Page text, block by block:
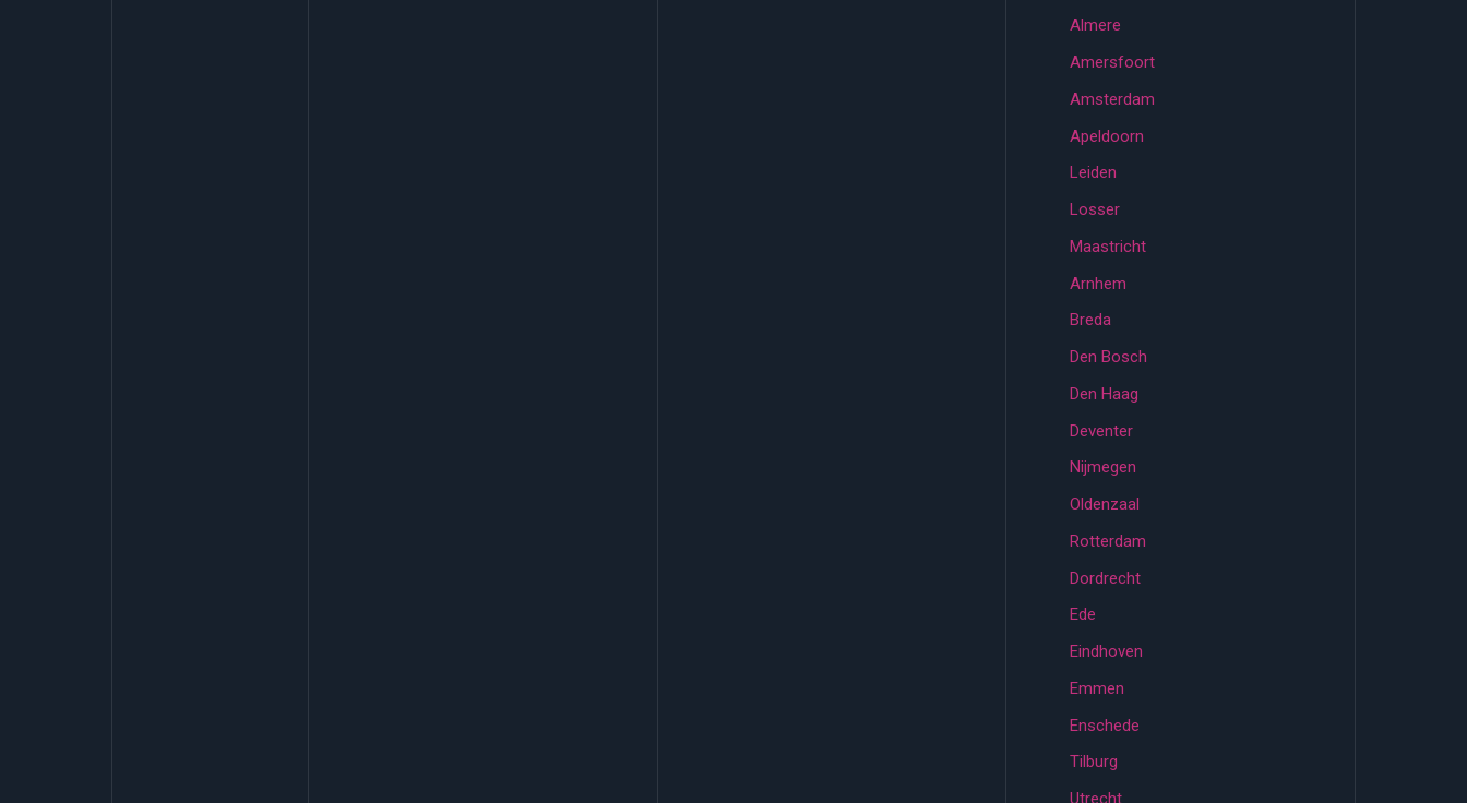
Almere
Amersfoort
Amsterdam
Apeldoorn
Leiden
Losser
Maastricht
Arnhem
Breda
Den Bosch
Den Haag
Deventer
Nijmegen
Oldenzaal
Rotterdam
Dordrecht
Ede
Eindhoven
Emmen
Enschede
Tilburg
Utrecht